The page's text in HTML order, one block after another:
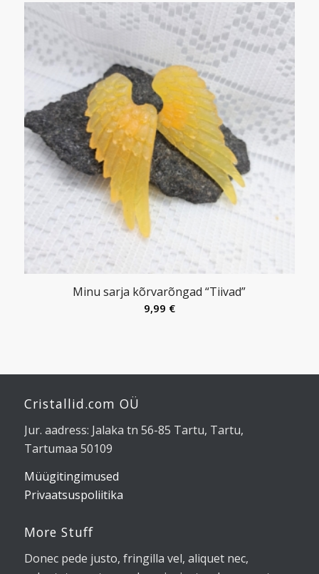
Minu sarja kõrvarõngad “Tiivad”
9,99 €
Cristallid.com OÜ
Jur. aadress: Jalaka tn 56-85 Tartu, Tartu,
Tartumaa 50109
Müügitingimused
Privaatsuspoliitika
More Stuff
Donec pede justo, fringilla vel, aliquet nec,